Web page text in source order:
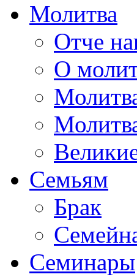
Молитва
Отче
О
Семьям
Брак
Семинары